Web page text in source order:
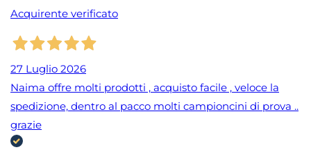
Acquirente verificato
27 Luglio 2026
Naima offre molti prodotti , acquisto facile , veloce la
spedizione, dentro al pacco molti campioncini di prova ..
grazie